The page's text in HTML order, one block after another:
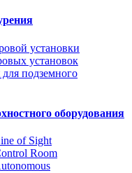
установки
установок
подземного
оборудования
of Sight
Room